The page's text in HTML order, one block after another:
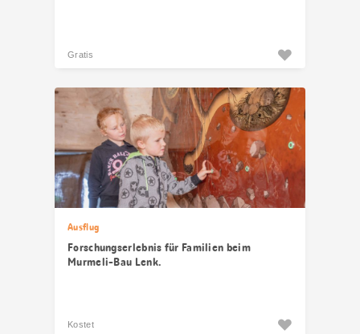
Gratis
Ausflug
Forschungserlebnis für Familien beim
Murmeli-Bau Lenk.
Kostet